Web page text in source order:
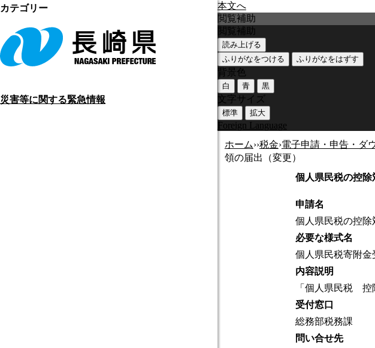
本文へ
災害等に関する緊急情報
閲覧補助
閲覧補助
読み上げる
ふりがなをつける
ふりがなをはずす
背景色
白 青 黒
文字サイズ
標準 拡大
Foreign Language
ホーム››税金›電子申請・申告・ダ
領の届出（変更）
個人県民税の控除
申請名
個人県民税の控除
必要な様式名
個人県民税寄附
内容説明
「個人県民税 控
受付窓口
総務部税務課
問い合せ先
カテゴリー